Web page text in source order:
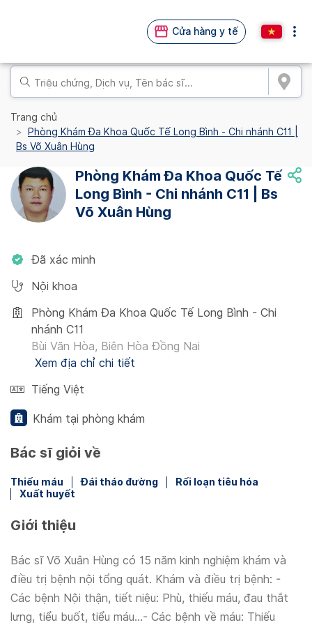
Cửa hàng y tế
Trang chủ
Phòng Khám Đa Khoa Quốc Tế Long Bình - Chi nhánh C11 |
Bs Võ Xuân Hùng
Phòng Khám Đa Khoa Quốc Tế
Long Bình - Chi nhánh C11 | Bs
Võ Xuân Hùng
Đã xác minh
Nội khoa
Phòng Khám Đa Khoa Quốc Tế Long Bình - Chi
nhánh C11
Bùi Văn Hòa, Biên Hòa Đồng Nai
Xem địa chỉ chi tiết
Tiếng Việt
Khám tại phòng khám
Bác sĩ giỏi về
Thiếu máu Đái tháo đường
Rối loạn tiêu hóa
Xuất huyết
Giới thiệu
Bác sĩ Võ Xuân Hùng có 15 năm kinh nghiệm khám và
điều trị bệnh nội tổng quát. Khám và điều trị bệnh: -
Các bệnh Nội thận, tiết niệu: Phù, thiếu máu, đau thắt
lưng, tiểu buốt, tiểu máu...- Các bệnh về máu: Thiếu